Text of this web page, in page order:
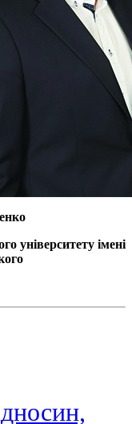
університету імені